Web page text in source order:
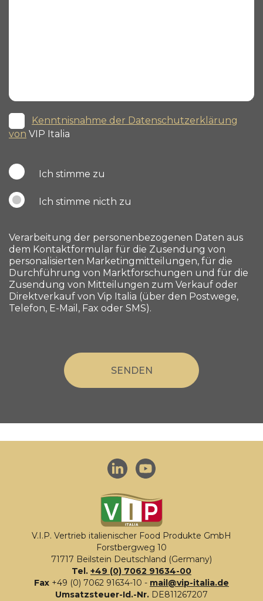
Kenntnisnahme der Datenschutzerklärung
von VIP Italia
Ich stimme zu
Ich stimme nicth zu
Verarbeitung der personenbezogenen Daten aus
dem Kontaktformular für die Zusendung von
personalisierten Marketingmitteilungen, für die
Durchführung von Marktforschungen und für die
Zusendung von Mitteilungen zum Verkauf oder
Direktverkauf von Vip Italia (über den Postwege,
Telefon, E-Mail, Fax oder SMS).
V.I.P. Vertrieb italienischer Food Produkte GmbH
Forstbergweg 10
71717 Beilstein Deutschland (Germany)
Tel. +49 (0) 7062 91634-00
Fax +49 (0) 7062 91634-10 - mail@vip-italia.de
Umsatzsteuer-Id.-Nr. DE811267207